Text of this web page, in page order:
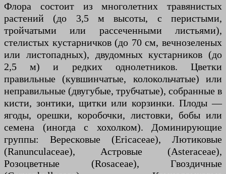
Флора состоит из многолетних травянистых
растений (до 3,5 м высоты, с перистыми,
тройчатыми или рассеченными листьями),
стелистых кустарничков (до 70 см, вечнозеленых
или листопадных), двудомных кустарников (до
2,5 м) и редких однолетников. Цветки
правильные (кувшинчатые, колокольчатые) или
неправильные (двугубые, трубчатые), собранные в
кисти, зонтики, щитки или корзинки. Плоды —
ягоды, орешки, коробочки, листовки, бобы или
семена (иногда с хохолком). Доминирующие
группы: Вересковые (Ericaceae), Лютиковые
(Ranunculaceae), Астровые (Asteraceae),
Розоцветные (Rosaceae), Гвоздичные